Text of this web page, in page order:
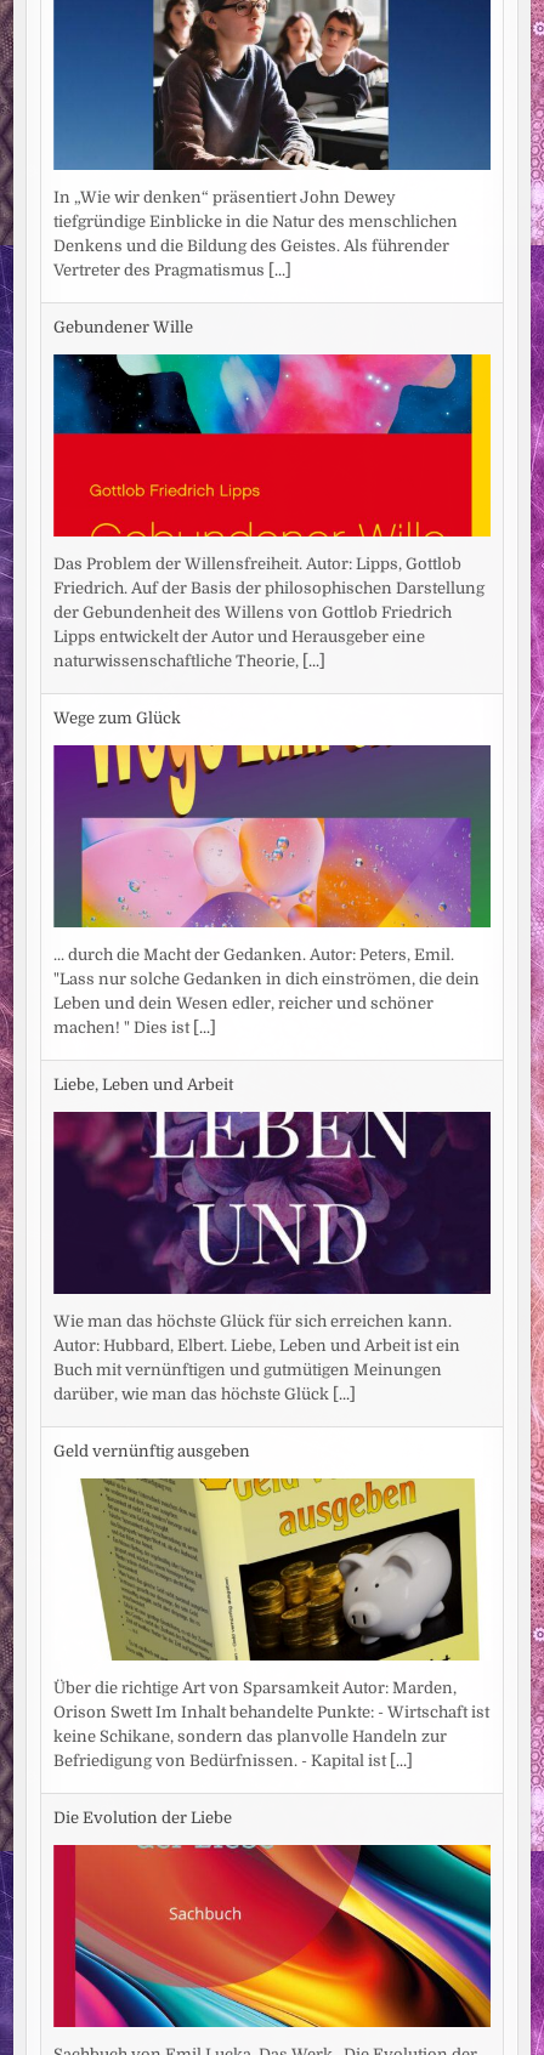
In „Wie wir denken“ präsentiert John Dewey
tiefgründige Einblicke in die Natur des menschlichen
Denkens und die Bildung des Geistes. Als führender
Vertreter des Pragmatismus
[...]
Gebundener Wille
Das Problem der Willensfreiheit. Autor: Lipps, Gottlob
Friedrich. Auf der Basis der philosophischen Darstellung
der Gebundenheit des Willens von Gottlob Friedrich
Lipps entwickelt der Autor und Herausgeber eine
naturwissenschaftliche Theorie,
[...]
Wege zum Glück
... durch die Macht der Gedanken. Autor: Peters, Emil.
"Lass nur solche Gedanken in dich einströmen, die dein
Leben und dein Wesen edler, reicher und schöner
machen! " Dies ist [...]
Liebe, Leben und Arbeit
Wie man das höchste Glück für sich erreichen kann.
Autor: Hubbard, Elbert. Liebe, Leben und Arbeit ist ein
Buch mit vernünftigen und gutmütigen Meinungen
darüber, wie man das höchste Glück [...]
Geld vernünftig ausgeben
Über die richtige Art von Sparsamkeit Autor: Marden,
Orison Swett Im Inhalt behandelte Punkte: - Wirtschaft ist
keine Schikane, sondern das planvolle Handeln zur
Befriedigung von Bedürfnissen. - Kapital ist [...]
Die Evolution der Liebe